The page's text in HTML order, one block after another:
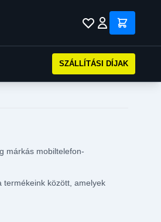
SZÁLLÍTÁSI DÍJAK
márkás mobiltelefon-
termékeink között, amelyek